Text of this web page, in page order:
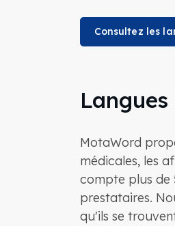
Consultez les
MotaWord
médicales, les
compte plus de
prestataires.
qu'ils se